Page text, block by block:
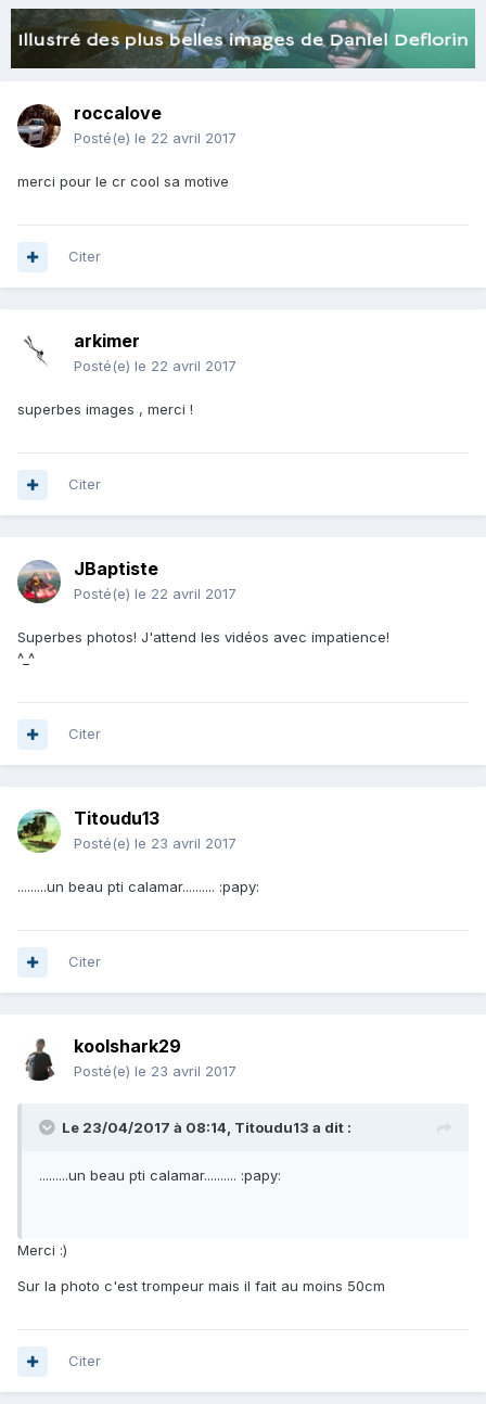
roccalove
Posté(e) le 22 avril 2017
merci pour le cr cool sa motive
Citer
arkimer
Posté(e) le 22 avril 2017
superbes images , merci !
Citer
JBaptiste
Posté(e) le 22 avril 2017
Superbes photos! J'attend les vidéos avec impatience!
^_^
Citer
Titoudu13
Posté(e) le 23 avril 2017
.........un beau pti calamar.......... :papy:
Citer
koolshark29
Posté(e) le 23 avril 2017
Le 23/04/2017 à 08:14, Titoudu13 a dit :
.........un beau pti calamar.......... :papy:
Merci :)
Sur la photo c'est trompeur mais il fait au moins 50cm
Citer